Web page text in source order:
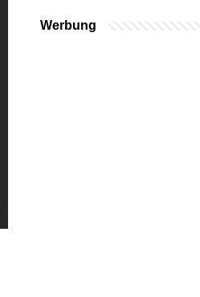
Werbung